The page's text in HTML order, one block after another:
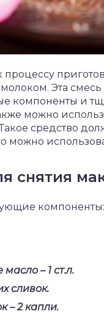
Эта
компоненты и
можно
средство
можно
снятия
компоненты:
– 1 ст.л.
сливок.
– 2 капли.